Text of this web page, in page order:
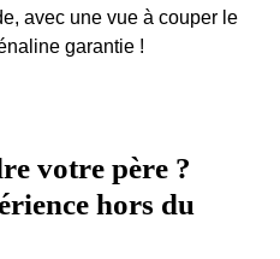
avec une vue à couper le
garantie !
votre père ?
hors du